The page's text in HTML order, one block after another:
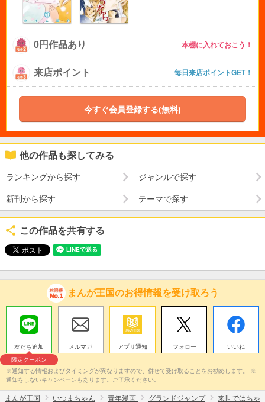
0円作品あり 本棚に入れておこう！
来店ポイント 毎日来店ポイントGET！
今すぐ会員登録する(無料)
他の作品も探してみる
ランキングから探す ジャンルで探す
新刊から探す テーマで探す
この作品を共有する
まんが王国のお得情報を受け取ろう
友だち追加
限定クーポン
メルマガ アプリ通知 フォロー いいね
※通知する情報およびタイミングが異なりますので、併せて受け取ることをお勧めします。 ※
通知をしないキャンペーンもあります。ご了承ください。
まんが王国 いつまちゃん 青年漫画 グランドジャンプ 来世ではちゃ